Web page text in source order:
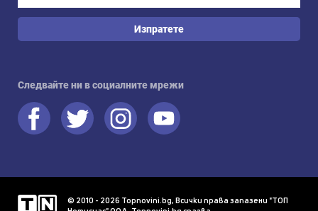
Изпратете
Следвайте ни в социалните мрежи
© 2010 - 2026 Topnovini.bg, Всички права запазени "ТОП